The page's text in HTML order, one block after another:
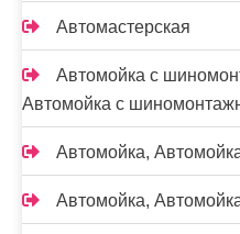
Автомастерская
Автомойка с
Автомойка с
Автомойка,
Автомойка,